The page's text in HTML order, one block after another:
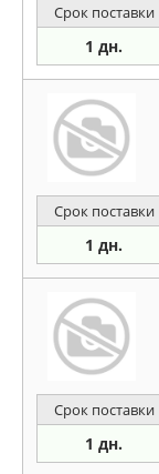
Срок поставки
1 дн.
Срок поставки
1 дн.
Срок поставки
1 дн.